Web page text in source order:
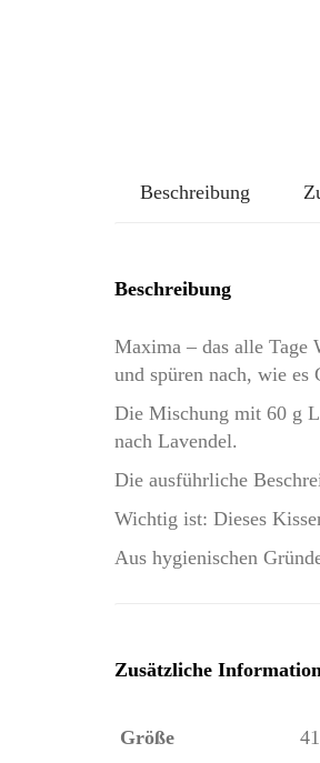
Beschreibung
Beschreibung
Maxima – das alle Tage
und spüren nach, wie es
Die Mischung mit 60 g
nach Lavendel.
Die ausführliche
Wichtig ist: Dieses
Aus hygienischen
Zusätzliche
Größe